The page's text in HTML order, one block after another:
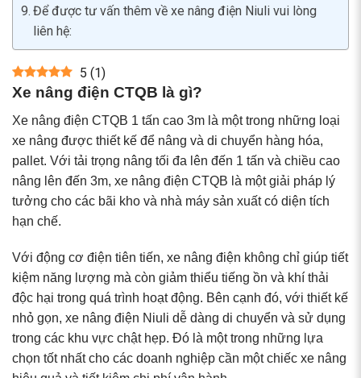
Để được tư vấn thêm về xe nâng điện Niuli vui lòng
liên hệ:
5 (1)
Xe nâng điện CTQB là gì?
Xe nâng điện CTQB 1 tấn cao 3m là một trong những loại
xe nâng được thiết kế để nâng và di chuyển hàng hóa,
pallet. Với tải trọng nâng tối đa lên đến 1 tấn và chiều cao
nâng lên đến 3m, xe nâng điện CTQB là một giải pháp lý
tưởng cho các bãi kho và nhà máy sản xuất có diện tích
hạn chế.
Với động cơ điện tiên tiến, xe nâng điện không chỉ giúp tiết
kiệm năng lượng mà còn giảm thiểu tiếng ồn và khí thải
độc hại trong quá trình hoạt động. Bên cạnh đó, với thiết kế
nhỏ gọn, xe nâng điện Niuli dễ dàng di chuyển và sử dụng
trong các khu vực chật hẹp. Đó là một trong những lựa
chọn tốt nhất cho các doanh nghiệp cần một chiếc xe nâng